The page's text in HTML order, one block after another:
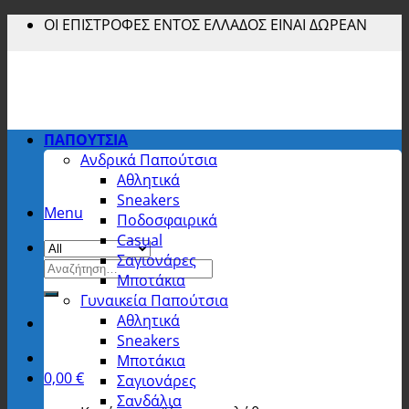
Skip ΟΙ ΕΠΙΣΤΡΟΦΕΣ ΕΝΤΟΣ ΕΛΛΑΔΟΣ ΕΙΝΑΙ ΔΩΡΕΑΝ
Menu
Αναζήτηση
για:
0,00€
ΠΑΠΟΥΤΣΙΑ
Ανδρικά Παπούτσια
Αθλητικά
Sneakers
Ποδοσφαιρικά
Casual
Σαγιονάρες
Μποτάκια
Γυναικεία Παπούτσια
Αθλητικά
Sneakers
Μποτάκια
Σαγιονάρες
Σανδάλια